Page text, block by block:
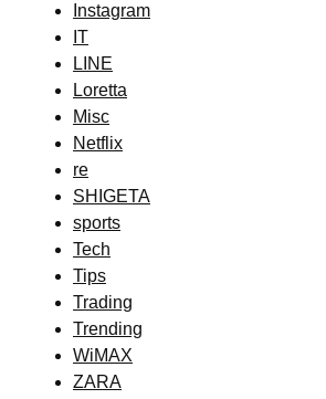
Instagram
IT
LINE
Loretta
Misc
Netflix
re
SHIGETA
sports
Tech
Tips
Trading
Trending
WiMAX
ZARA